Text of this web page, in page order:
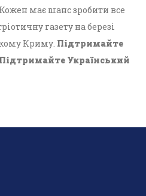
Кожен має шанс зробити все
газету на березі
Криму. Підтримайте
Український